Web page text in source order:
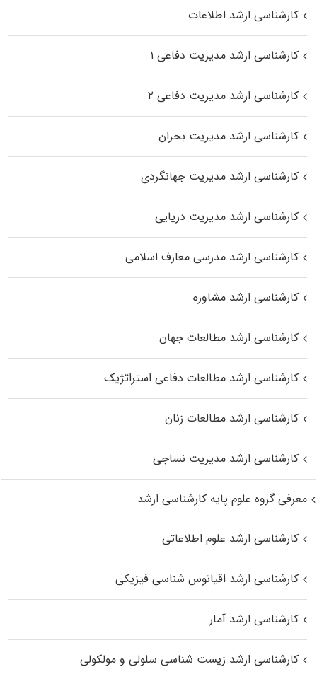
کارشناسی ارشد اطلاعات
کارشناسی ارشد مدیریت دفاعی ۱
کارشناسی ارشد مدیریت دفاعی ۲
کارشناسی ارشد مدیریت بحران
کارشناسی ارشد مدیریت جهانگردی
کارشناسی ارشد مدیریت دریایی
کارشناسی ارشد مدرسی معارف اسلامی
کارشناسی ارشد مشاوره
کارشناسی ارشد مطالعات جهان
کارشناسی ارشد مطالعات دفاعی استراتژیک
کارشناسی ارشد مطالعات زنان
کارشناسی ارشد مدیریت نساجی
معرفی گروه علوم پایه کارشناسی ارشد
کارشناسی ارشد علوم اطلاعاتی
کارشناسی ارشد اقیانوس‌ شناسی فیزیکی
کارشناسی ارشد آمار
کارشناسی ارشد زیست شناسی سلولی و مولکولی